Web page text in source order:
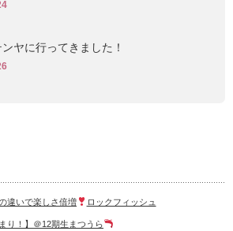
ヤに行ってきました！
違いで楽しさ倍増 ロックフィッシュ
り！】＠12期生まつうら